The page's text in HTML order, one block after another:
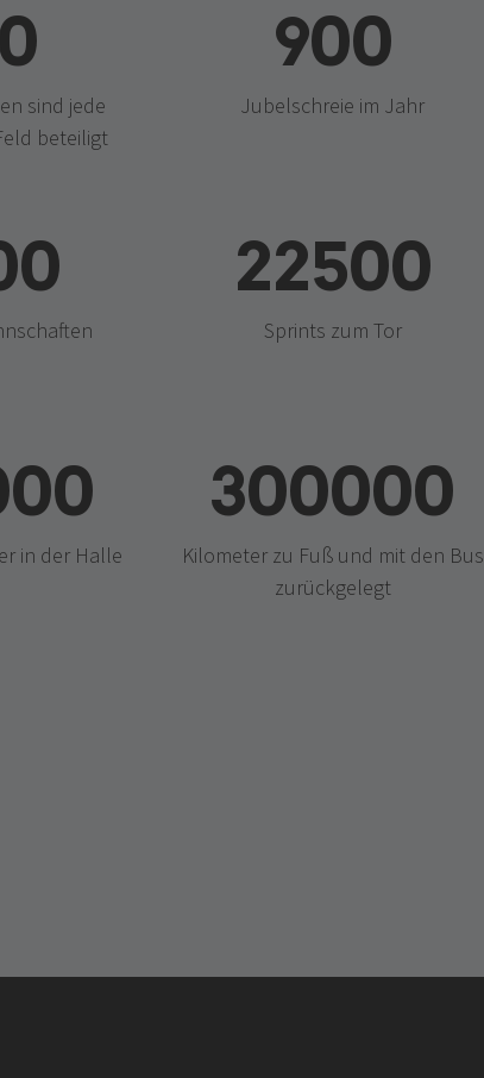
sind jede
beteiligt
900
Jubelschreie im Jahr
22500
Sprints zum Tor
in der Halle
300000
Kilometer zu Fuß und mit den Bus
zurückgelegt